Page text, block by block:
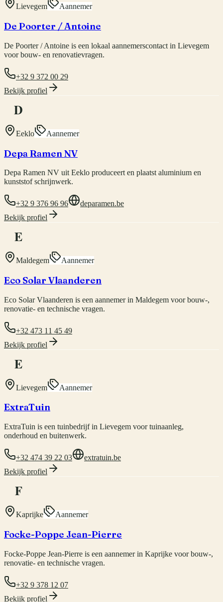
Lievegem Aannemer
De Poorter / Antoine
De Poorter / Antoine is een lokaal aannemerscontact in Lievegem
voor bouw- en renovatievragen.
+32 9 372 00 29
Bekijk profiel
D
Eeklo Aannemer
Depa Ramen NV
Depa Ramen NV uit Eeklo produceert en plaatst aluminium en
kunststof schrijnwerk.
+32 9 376 96 96
deparamen.be
Bekijk profiel
E
Maldegem Aannemer
Eco Solar Vlaanderen
Eco Solar Vlaanderen is een aannemer in Maldegem voor bouw-,
renovatie- en technische vragen.
+32 473 11 45 49
Bekijk profiel
E
Lievegem Aannemer
ExtraTuin
ExtraTuin is een tuinbedrijf in Lievegem voor tuinaanleg,
onderhoud en buitenwerk.
+32 474 39 22 03
extratuin.be
Bekijk profiel
F
Kaprijke Aannemer
Focke-Poppe Jean-Pierre
Focke-Poppe Jean-Pierre is een aannemer in Kaprijke voor bouw-,
renovatie- en technische vragen.
+32 9 378 12 07
Bekijk profiel